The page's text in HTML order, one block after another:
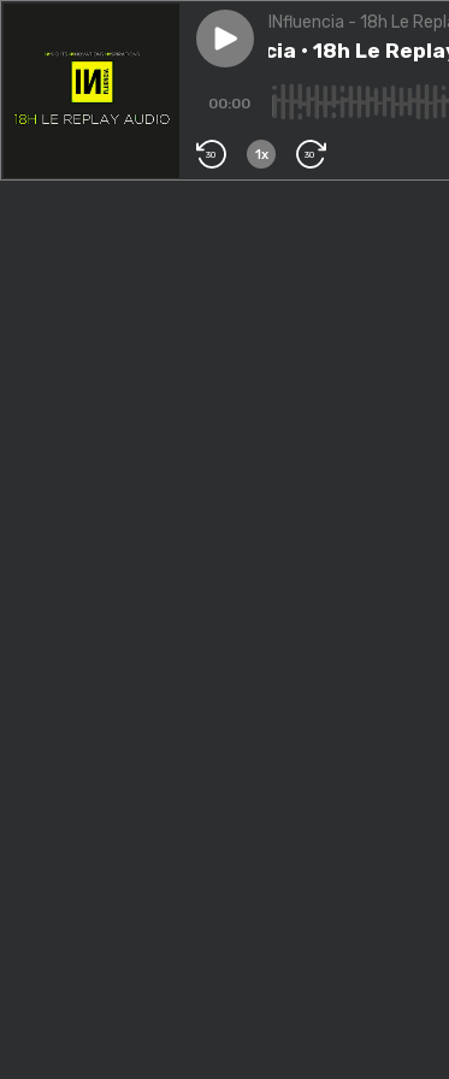
Play episodeINfluencia • 18h
INfluencia - 18h Le
INfluencia • 18h Le
00:00
30 1x 30